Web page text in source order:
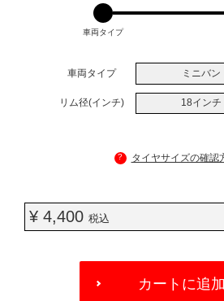
車両タイプ
車両タイプ ミニバン
リム径(インチ) 18インチ
? タイヤサイズの確認
¥ 4,400 税込
カートに追加